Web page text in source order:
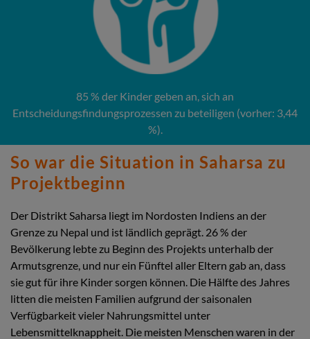
85 % der Kinder geben an, sich an
Entscheidungsfindungsprozessen zu beteiligen (vorher: 3,44
%).
So war die Situation in Saharsa zu
Projektbeginn
Der Distrikt Saharsa liegt im Nordosten Indiens an der
Grenze zu Nepal und ist ländlich geprägt. 26 % der
Bevölkerung lebte zu Beginn des Projekts unterhalb der
Armutsgrenze, und nur ein Fünftel aller Eltern gab an, dass
sie gut für ihre Kinder sorgen können. Die Hälfte des Jahres
litten die meisten Familien aufgrund der saisonalen
Verfügbarkeit vieler Nahrungsmittel unter
Lebensmittelknappheit. Die meisten Menschen waren in der